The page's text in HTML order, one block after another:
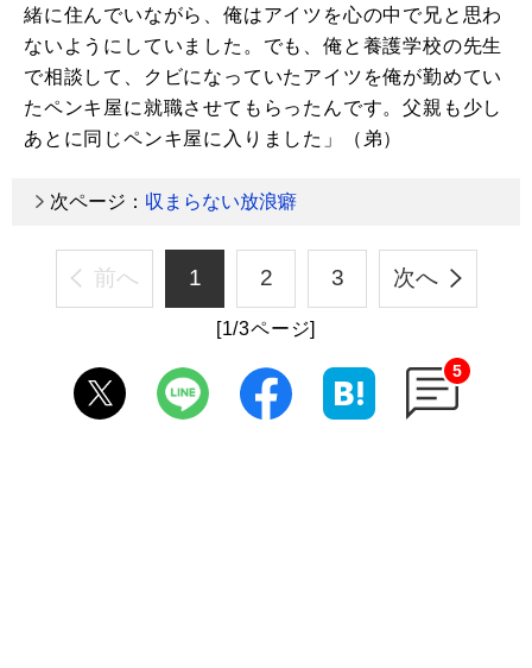
緒に住んでいながら、俺はアイツを心の中で兄と思わ
ないようにしていました。でも、俺と養護学校の先生
で相談して、クビになっていたアイツを俺が勤めてい
たペンキ屋に就職させてもらったんです。父親も少し
あとに同じペンキ屋に入りました」（弟）
次ページ： 収まらない放浪癖
前へ 1 2 3 次へ
[1/3ページ]
5